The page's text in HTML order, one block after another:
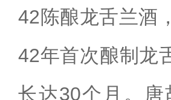
42陈酿龙舌兰酒
42年首次酿制龙
长达30个月。